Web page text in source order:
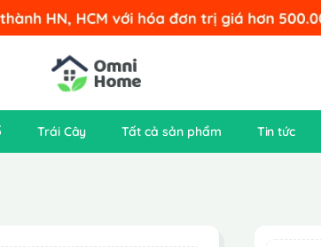
Trái Cây Tất cả sản phẩm Tin tức